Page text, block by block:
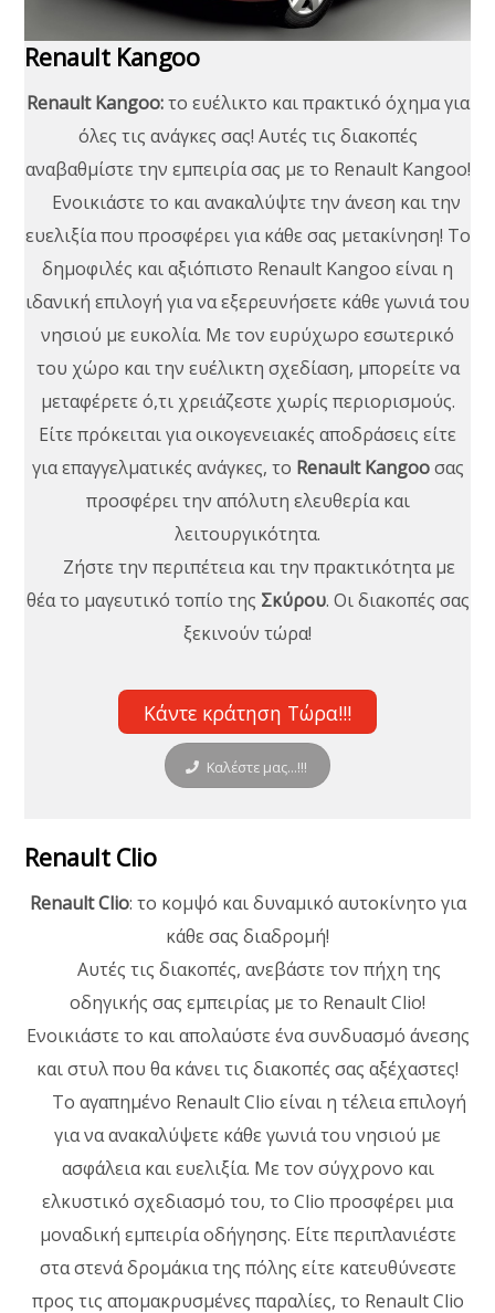
Renault Kangoo
Renault Kangoo:το ευέλικτο και πρακτικό όχημα για
όλες τις ανάγκες σας! Αυτές τις διακοπές
αναβαθμίστε την εμπειρία σας με το Renault Kangoo!
Ενοικιάστε το και ανακαλύψτε την άνεση και την
ευελιξία που προσφέρει για κάθε σας μετακίνηση! Το
δημοφιλές και αξιόπιστο Renault Kangoo είναι η
ιδανική επιλογή για να εξερευνήσετε κάθε γωνιά του
νησιού με ευκολία. Με τον ευρύχωρο εσωτερικό
του χώρο και την ευέλικτη σχεδίαση, μπορείτε να
μεταφέρετε ό,τι χρειάζεστε χωρίς περιορισμούς.
Είτε πρόκειται για οικογενειακές αποδράσεις είτε
για επαγγελματικές ανάγκες, το Renault Kangooσας
προσφέρει την απόλυτη ελευθερία και
λειτουργικότητα.
Ζήστε την περιπέτεια και την πρακτικότητα με
θέα το μαγευτικό τοπίο της Σκύρου. Οι διακοπές σας
ξεκινούν τώρα!
Κάντε κράτηση Τώρα!!!
Καλέστε μας...!!!
Renault Clio
Renault Clio: το κομψό και δυναμικό αυτοκίνητο για
κάθε σας διαδρομή!
Αυτές τις διακοπές, ανεβάστε τον πήχη της
οδηγικής σας εμπειρίας με το Renault Clio!
Ενοικιάστε το και απολαύστε ένα συνδυασμό άνεσης
και στυλ που θα κάνει τις διακοπές σας αξέχαστες!
Το αγαπημένο Renault Clio είναι η τέλεια επιλογή
για να ανακαλύψετε κάθε γωνιά του νησιού με
ασφάλεια και ευελιξία. Με τον σύγχρονο και
ελκυστικό σχεδιασμό του, το Clio προσφέρει μια
μοναδική εμπειρία οδήγησης. Είτε περιπλανιέστε
στα στενά δρομάκια της πόλης είτε κατευθύνεστε
προς τις απομακρυσμένες παραλίες, το Renault Clio